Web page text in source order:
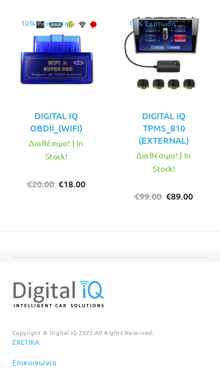
10% Έκπτωση
DIGITAL IQ
OBDII_(WIFI)
€20.00 Original
€18.00
Διαθέσιμο! | In
Stock!
10% Έκπτωση
DIGITAL IQ
TPMS_810
(EXTERNAL)
€99.00 Original
€89.00
Διαθέσιμο! | In
Stock!
Copyright © Digital iQ 2022 All Rights Reserved.
ΣΧΕΤΙΚΆ
Επικοινωνία